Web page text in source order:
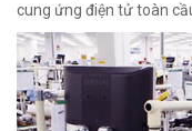
cung ứng điện tử toàn